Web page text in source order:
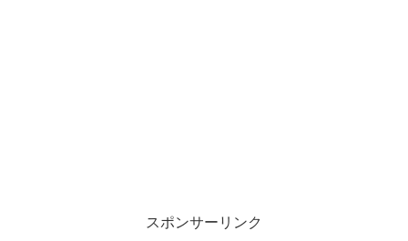
スポンサーリンク